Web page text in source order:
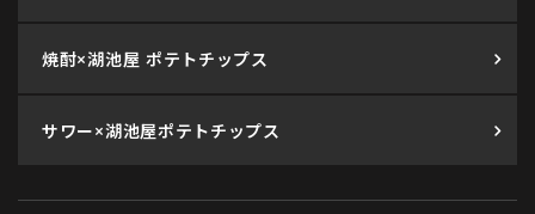
焼酎×湖池屋 ポテトチップス
サワー×湖池屋ポテトチップス